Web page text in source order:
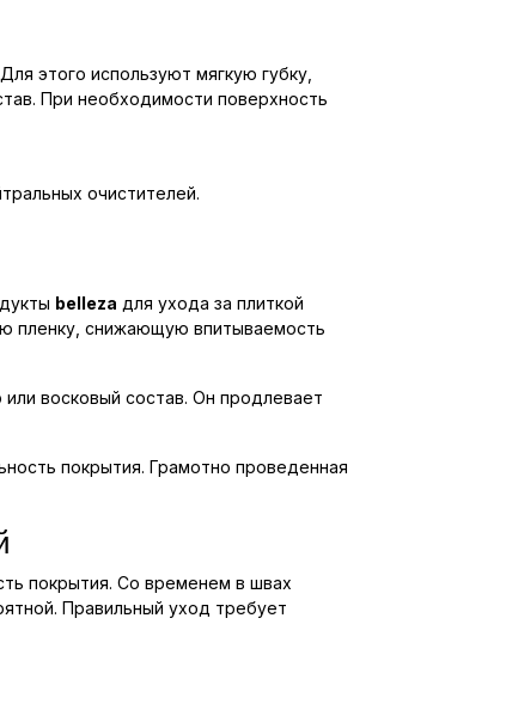
этого используют мягкую губку,
При необходимости поверхность
очистителей.
belleza для ухода за плиткой
пленку, снижающую впитываемость
восковый состав. Он продлевает
покрытия. Грамотно проведенная
покрытия. Со временем в швах
Правильный уход требует